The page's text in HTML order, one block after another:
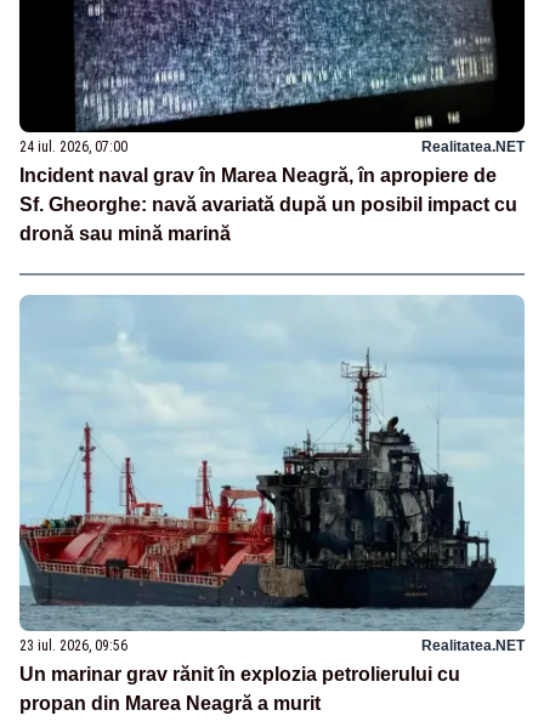
24 iul. 2026, 07:00 Realitatea.NET
Incident naval grav în Marea Neagră, în apropiere de
Sf. Gheorghe: navă avariată după un posibil impact cu
dronă sau mină marină
23 iul. 2026, 09:56 Realitatea.NET
Un marinar grav rănit în explozia petrolierului cu
propan din Marea Neagră a murit